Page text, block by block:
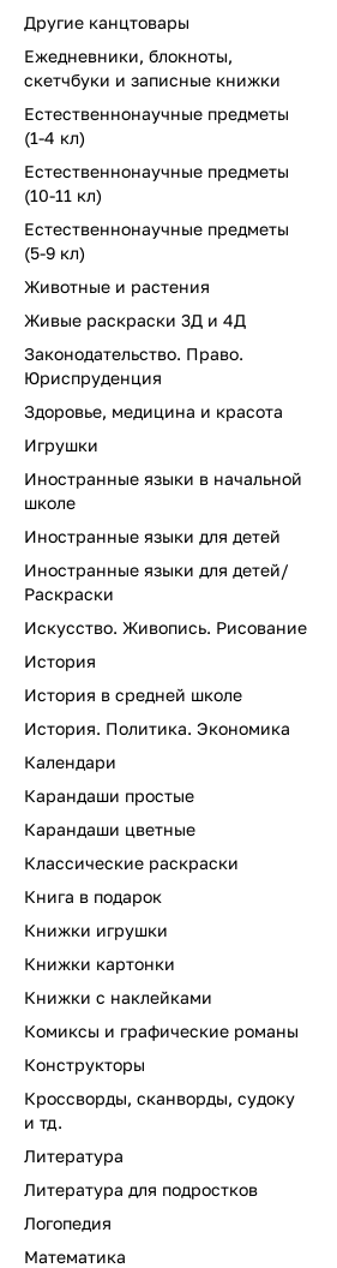
Другие канцтовары
Ежедневники, блокноты,
скетчбуки и записные книжки
Естественнонаучные предметы
(1-4 кл)
Естественнонаучные предметы
(10-11 кл)
Естественнонаучные предметы
(5-9 кл)
Животные и растения
Живые раскраски 3Д и 4Д
Законодательство. Право.
Юриспруденция
Здоровье, медицина и красота
Игрушки
Иностранные языки в начальной
школе
Иностранные языки для детей
Иностранные языки для детей/
Раскраски
Искусство. Живопись. Рисование
История
История в средней школе
История. Политика. Экономика
Календари
Карандаши простые
Карандаши цветные
Классические раскраски
Книга в подарок
Книжки игрушки
Книжки картонки
Книжки с наклейками
Комиксы и графические романы
Конструкторы
Кроссворды, сканворды, судоку
и тд.
Литература
Литература для подростков
Логопедия
Математика